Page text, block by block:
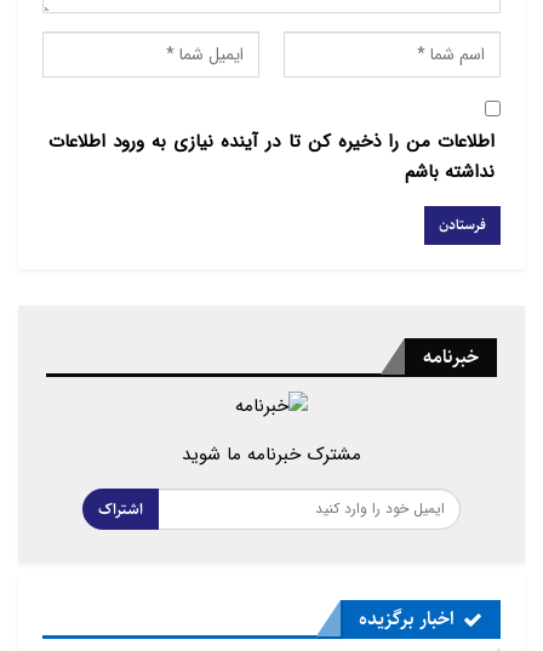
منبع: آراکس نیوز
اطلاعات من را ذخیره کن تا در آینده نیازی به ورود اطلاعات
نداشته باشم
خبرنامه
مشترک خبرنامه ما شوید
اشتراک
اخبار برگزیده